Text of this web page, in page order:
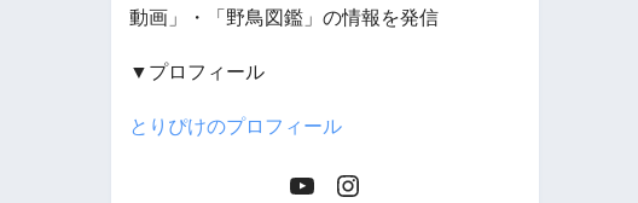
動画」・「野鳥図鑑」の情報を発信
▼プロフィール
とりぴけのプロフィール